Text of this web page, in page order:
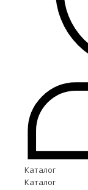
Каталог
Каталог